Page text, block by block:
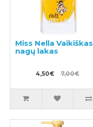
Miss Nella Vaikiškas
nagų lakas
4,50€ 7,00€